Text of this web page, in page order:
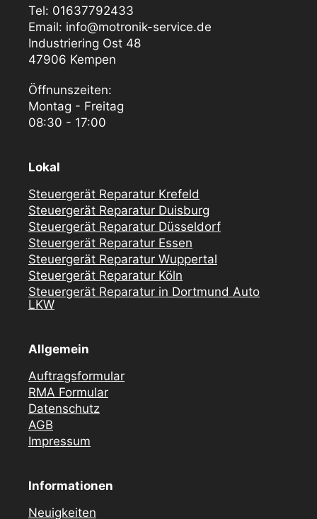
Tel: 01637792433
Email: info@motronik-service.de
Industriering Ost 48
47906 Kempen
Öffnunszeiten:
Montag - Freitag
08:30 - 17:00
Lokal
Steuergerät Reparatur Krefeld
Steuergerät Reparatur Duisburg
Steuergerät Reparatur Düsseldorf
Steuergerät Reparatur Essen
Steuergerät Reparatur Wuppertal
Steuergerät Reparatur Köln
Steuergerät Reparatur in Dortmund Auto
LKW
Allgemein
Auftragsformular
RMA Formular
Datenschutz
AGB
Impressum
Informationen
Neuigkeiten